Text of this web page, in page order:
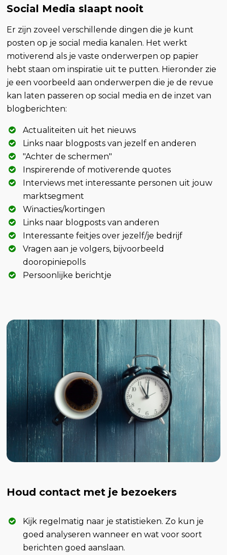
Social Media slaapt nooit
Er zijn zoveel verschillende dingen die je kunt
posten op je social media kanalen. Het werkt
motiverend als je vaste onderwerpen op papier
hebt staan om inspiratie uit te putten. Hieronder zie
je een voorbeeld aan onderwerpen die je de revue
kan laten passeren op social media en de inzet van
blogberichten:
Actualiteiten uit het nieuws
Links naar blogposts van jezelf en anderen
"Achter de schermen"
Inspirerende of motiverende quotes
Interviews met interessante personen uit jouw
marktsegment
Winacties/kortingen
Links naar blogposts van anderen
Interessante feitjes over jezelf/je bedrijf
Vragen aan je volgers, bijvoorbeeld
dooropiniepolls
Persoonlijke berichtje
Houd contact met je bezoekers
Kijk regelmatig naar je statistieken. Zo kun je
goed analyseren wanneer en wat voor soort
berichten goed aanslaan.